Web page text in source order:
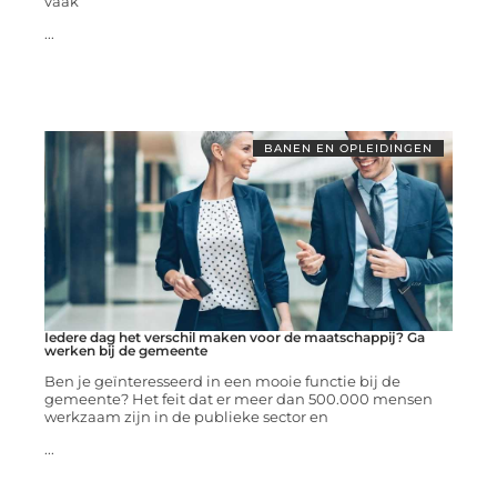
...
BANEN EN OPLEIDINGEN
Iedere dag het verschil maken voor de maatschappij? Ga
werken bij de gemeente
Ben je geïnteresseerd in een mooie functie bij de
gemeente? Het feit dat er meer dan 500.000 mensen
werkzaam zijn in de publieke sector en
...